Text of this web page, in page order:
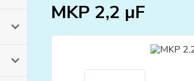
MKP 2,2 µF